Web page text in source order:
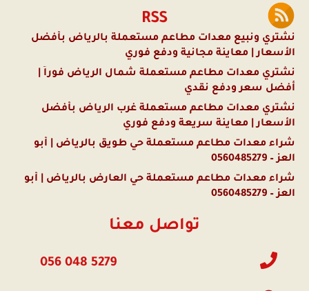
RSS
نشتري ونبيع معدات مطاعم مستعملة بالرياض بأفضل
الأسعار | معاينة مجانية ودفع فوري
نشتري معدات مطاعم مستعملة شمال الرياض فوراً |
أفضل سعر ودفع نقدي
نشتري معدات مطاعم مستعملة غرب الرياض بأفضل
الأسعار | معاينة سريعة ودفع فوري
شراء معدات مطاعم مستعملة حي طويق بالرياض | أبو
العز – 0560485279
شراء معدات مطاعم مستعملة حي العارض بالرياض | أبو
العز – 0560485279
تواصل معنا
056 048 5279